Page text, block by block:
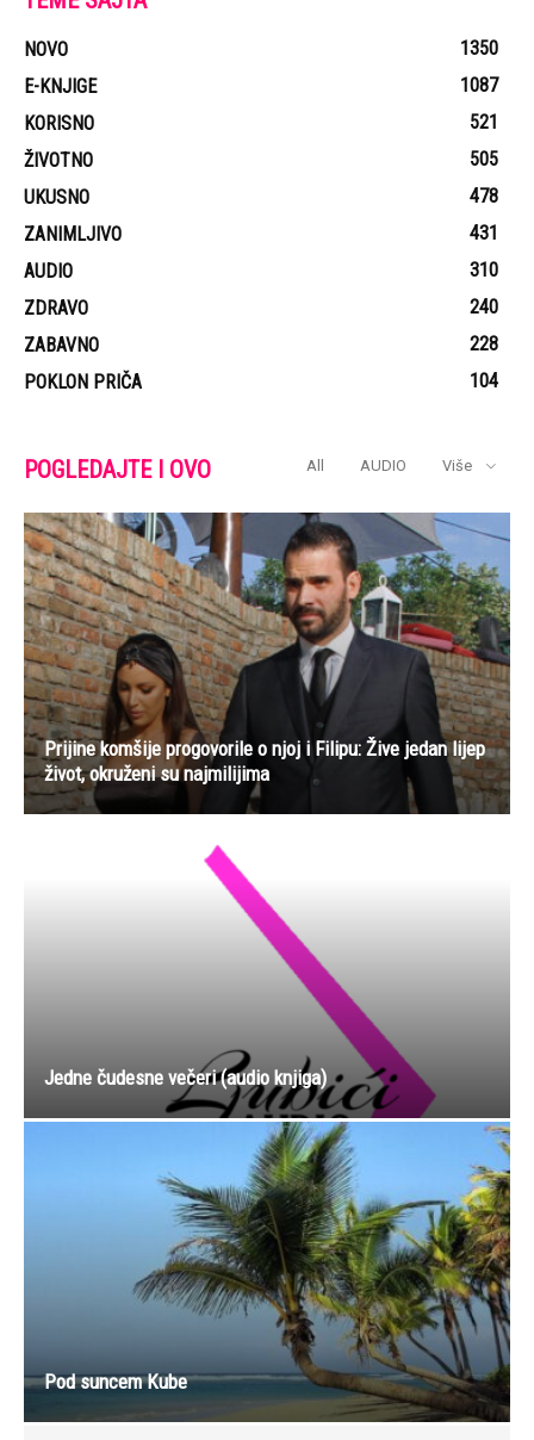
NOVO
1350
E-KNJIGE
1087
KORISNO
521
ŽIVOTNO
505
UKUSNO
478
ZANIMLJIVO
431
AUDIO
310
ZDRAVO
240
ZABAVNO
228
POKLON PRIČA
104
POGLEDAJTE I OVO All AUDIO Više
Prijine komšije progovorile o njoj i Filipu: Žive jedan lijep
život, okruženi su najmilijima
Jedne čudesne večeri (audio knjiga)
Pod suncem Kube